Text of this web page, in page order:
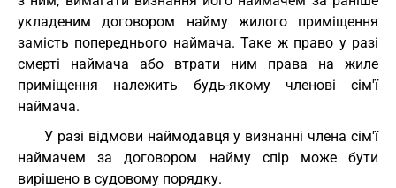
укладеним договором найму жилого приміщення
замість попереднього наймача. Таке ж право у разі
смерті наймача або втрати ним права на жиле
приміщення належить будь-якому членові сім'ї
наймача.
У разі відмови наймодавця у визнанні члена сім'ї
наймачем за договором найму спір може бути
вирішено в судовому порядку.